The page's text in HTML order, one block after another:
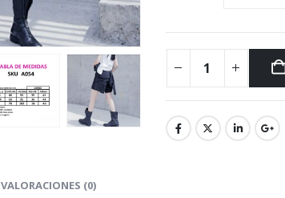
VALORACIONES (0)